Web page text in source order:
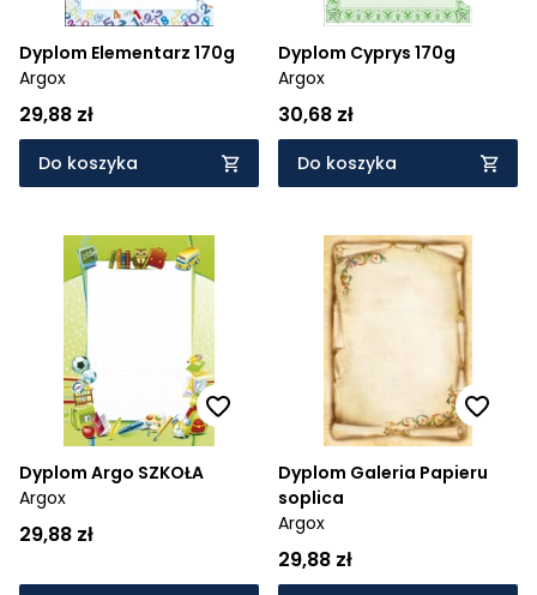
Dyplom Elementarz 170g
Argox
29,88 zł
Do koszyka
Dyplom Cyprys 170g
Argox
30,68 zł
Do koszyka
Dyplom Argo SZKOŁA
Argox
29,88 zł
Dyplom Galeria Papieru
soplica
Argox
29,88 zł